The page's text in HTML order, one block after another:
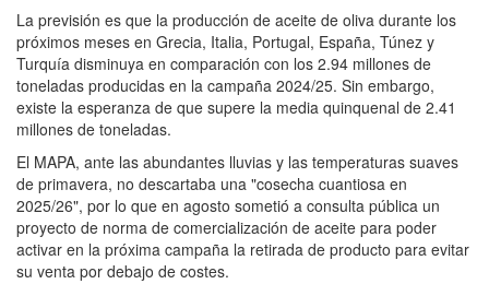
La previsión es que la producción de aceite de oliva durante los
próximos meses en Grecia, Italia, Portugal, España, Túnez y
Turquía disminuya en comparación con los 2.94 millones de
toneladas producidas en la campaña 2024/25. Sin embargo,
existe la esperanza de que supere la media quinquenal de 2.41
millones de toneladas.
El MAPA, ante las abundantes lluvias y las temperaturas suaves
de primavera, no descartaba una "cosecha cuantiosa en
2025/26", por lo que en agosto sometió a consulta pública un
proyecto de norma de comercialización de aceite para poder
activar en la próxima campaña la retirada de producto para evitar
su venta por debajo de costes.